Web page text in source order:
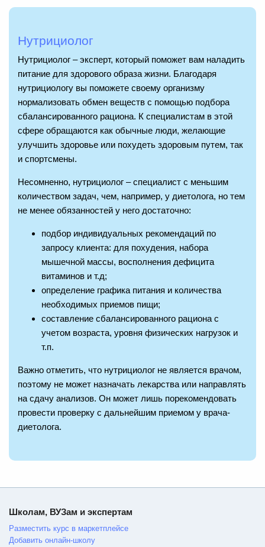
Нутрициолог
Нутрициолог – эксперт, который поможет вам наладить
питание для здорового образа жизни. Благодаря
нутрициологу вы поможете своему организму
нормализовать обмен веществ с помощью подбора
сбалансированного рациона. К специалистам в этой
сфере обращаются как обычные люди, желающие
улучшить здоровье или похудеть здоровым путем, так
и спортсмены.
Несомненно, нутрициолог – специалист с меньшим
количеством задач, чем, например, у диетолога, но тем
не менее обязанностей у него достаточно:
подбор индивидуальных рекомендаций по
запросу клиента: для похудения, набора
мышечной массы, восполнения дефицита
витаминов и т.д;
определение графика питания и количества
необходимых приемов пищи;
составление сбалансированного рациона с
учетом возраста, уровня физических нагрузок и
т.п.
Важно отметить, что нутрициолог не является врачом,
поэтому не может назначать лекарства или направлять
на сдачу анализов. Он может лишь порекомендовать
провести проверку с дальнейшим приемом у врача-
диетолога.
Школам, ВУЗам и экспертам
Разместить курс в маркетплейсе
Добавить онлайн-школу